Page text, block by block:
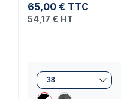
65,00 € TTC
54,17 € HT